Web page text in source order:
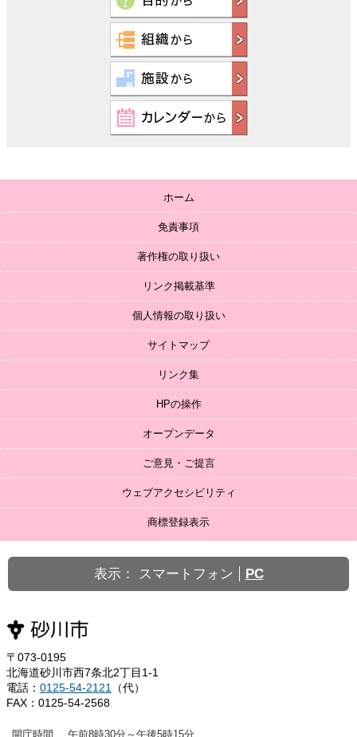
ホーム
免責事項
著作権の取り扱い
リンク掲載基準
個人情報の取り扱い
サイトマップ
リンク集
HPの操作
オープンデータ
ご意見・ご提言
ウェブアクセシビリティ
商標登録表示
表示： スマートフォン PC
〒073-0195
北海道砂川市西7条北2丁目1-1
電話： 0125-54-2121
（代）
FAX：0125-54-2568
開庁時間 午前8時30分～午後5時15分